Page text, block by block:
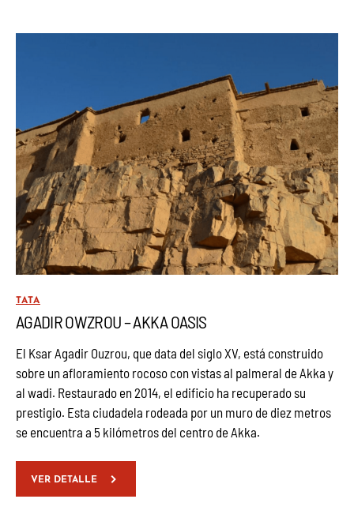
TATA
AGADIR OWZROU – AKKA OASIS
El Ksar Agadir Ouzrou, que data del siglo XV, está construido
sobre un afloramiento rocoso con vistas al palmeral de Akka y
al wadi. Restaurado en 2014, el edificio ha recuperado su
prestigio. Esta ciudadela rodeada por un muro de diez metros
se encuentra a 5 kilómetros del centro de Akka.
VER DETALLE